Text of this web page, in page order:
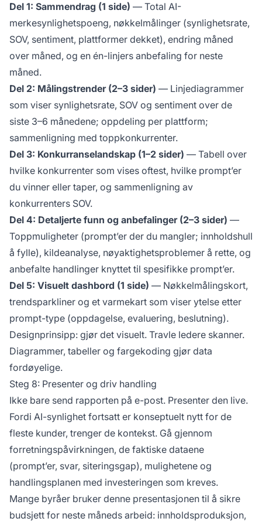
Del 1: Sammendrag (1 side) — Total AI-
merkesynlighetspoeng, nøkkelmålinger (synlighetsrate,
SOV, sentiment, plattformer dekket), endring måned
over måned, og en én-linjers anbefaling for neste
måned.
Del 2: Målingstrender (2–3 sider) — Linjediagrammer
som viser synlighetsrate, SOV og sentiment over de
siste 3–6 månedene; oppdeling per plattform;
sammenligning med toppkonkurrenter.
Del 3: Konkurranselandskap (1–2 sider) — Tabell over
hvilke konkurrenter som vises oftest, hvilke prompt’er
du vinner eller taper, og sammenligning av
konkurrenters SOV.
Del 4: Detaljerte funn og anbefalinger (2–3 sider) —
Toppmuligheter (prompt’er der du mangler; innholdshull
å fylle), kildeanalyse, nøyaktighetsproblemer å rette, og
anbefalte handlinger knyttet til spesifikke prompt’er.
Del 5: Visuelt dashbord (1 side) — Nøkkelmålingskort,
trendsparkliner og et varmekart som viser ytelse etter
prompt-type (oppdagelse, evaluering, beslutning).
Designprinsipp: gjør det visuelt. Travle ledere skanner.
Diagrammer, tabeller og fargekoding gjør data
fordøyelige.
Steg 8: Presenter og driv handling
Ikke bare send rapporten på e-post. Presenter den live.
Fordi AI-synlighet fortsatt er konseptuelt nytt for de
fleste kunder, trenger de kontekst. Gå gjennom
forretningspåvirkningen, de faktiske dataene
(prompt’er, svar, siteringsgap), mulighetene og
handlingsplanen med investeringen som kreves.
Mange byråer bruker denne presentasjonen til å sikre
budsjett for neste måneds arbeid: innholdsproduksjon,